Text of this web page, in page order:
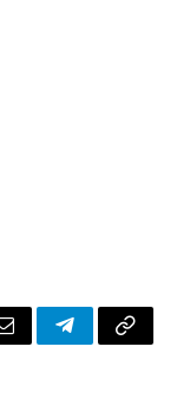
CorreoTelegrama